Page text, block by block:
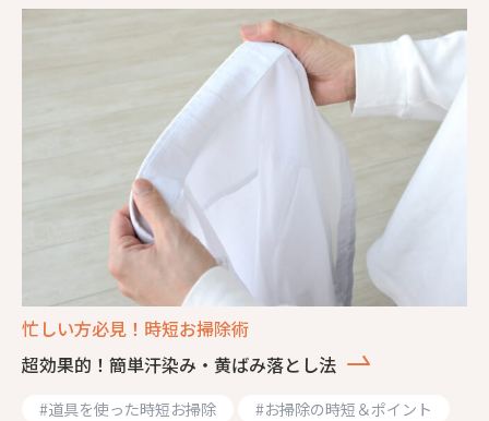
忙しい方必見！時短お掃除術
超効果的！簡単汗染み・黄ばみ落とし法
#道具を使った時短お掃除 #お掃除の時短＆ポイント